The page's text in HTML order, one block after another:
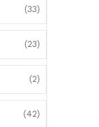
(33)
(23)
(2)
(42)